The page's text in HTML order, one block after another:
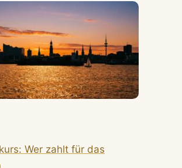
Wer zahlt für das